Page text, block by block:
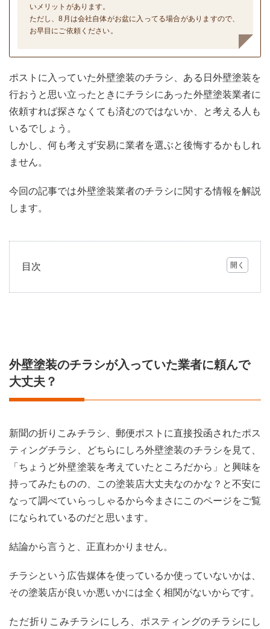
いメリットがあります。
ただし、8月は会社自体がお盆に入ってる場合がありますので、
お早目にご依頼ください。
ポストに入っていた外壁塗装のチラシ、ある日外壁塗装を
行おうと思い立ったときにチラシにあった外壁塗装業者に
依頼すれば探さなくても済むのではないか、と考える人も
いるでしょう。
しかし、何も考えず安易に業者を選ぶと後悔するかもしれ
ません。
今回の記事では外壁塗装業者のチラシに関する情報を解説
します。
目次
外壁
いた
業者
に頼
んで
2
外壁
塗装
ラシ
をポ
ィン
る業
類
3
シに
外壁塗装のチラシが入っていた業者に頼んで
大丈夫？
新聞の折りこみチラシ、郵便ポストに直接投函されたポス
ティングチラシ、どちらにしろ外壁塗装のチラシを見て、
「ちょうど外壁塗装を考えていたところだから」と興味を
持ってみたものの、この塗装店大丈夫なのかな？と不安に
なって調べていらっしゃるから今まさにこのページをご覧
になられているのだと思います。
結論から言うと、正直わかりません。
チラシという広告媒体を使っているか使っていないかは、
その塗装店が良いか悪いかには全く相関がないからです。
ただ折りこみチラシにしろ、ポスティングのチラシにし